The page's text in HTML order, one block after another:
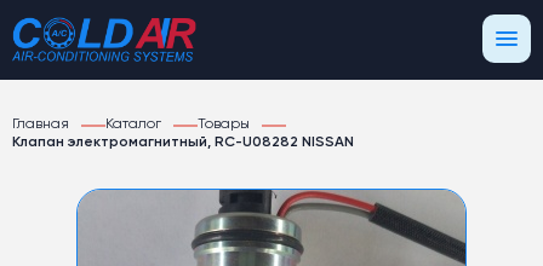
Главная Каталог
Товары
Клапан электромагнитный, RC-U08282 NISSAN